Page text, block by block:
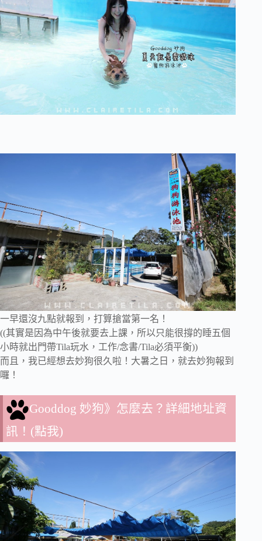
一早還沒九點就報到，打算搶當第一名！
((其實是因為中午後就要去上課，所以只能很撐的睡五個
小時就出門帶Tila玩水，工作/念書/Tila必須平衡))
而且，我已經想去妙狗很久啦！大暑之日，就去妙狗報到
囉！
Gooddog 妙狗》怎麼去？詳細地址資
訊！(點我)